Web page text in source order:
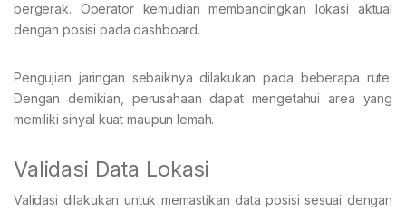
bergerak. Operator kemudian membandingkan lokasi aktual
dengan posisi pada dashboard.
Pengujian jaringan sebaiknya dilakukan pada beberapa rute.
Dengan demikian, perusahaan dapat mengetahui area yang
memiliki sinyal kuat maupun lemah.
Validasi Data Lokasi
Validasi dilakukan untuk memastikan data posisi sesuai dengan